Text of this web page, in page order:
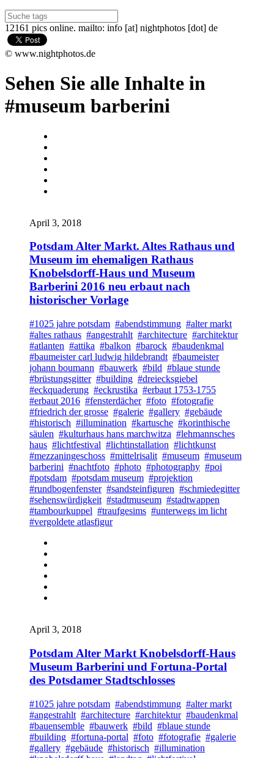
12161 pics online. mailto: info [at] nightphotos [dot] de
© www.nightphotos.de
Sehen Sie alle Inhalte in
#museum barberini
April 3, 2018
Potsdam Alter Markt. Altes Rathaus und
Museum im ehemaligen Rathaus
Knobelsdorff-Haus und Museum
Barberini 2016 neu erbaut nach
historischer Vorlage
#1025 jahre potsdam #abendstimmung #alter markt
#altes rathaus #angestrahlt #architecture #architektur
#atlanten #attika #balkon #barock #baudenkmal
#baumeister carl ludwig hildebrandt #baumeister
johann boumann #bauwerk #bild #blaue stunde
#brüstungsgitter #building #dreiecksgiebel
#eckquaderung #eckrustika #erbaut 1753-1755
#erbaut 2016 #fensterdächer #foto #fotografie
#friedrich der grosse #galerie #gallery #gebäude
#historisch #illumination #kartusche #korinthische
säulen #kulturhaus hans marchwitza #lehmannsches
haus #lichtfestival #lichtinstallation #lichtkunst
#mezzaningeschoss #mittelrisalit #museum #museum
barberini #nachtfoto #photo #photography #poi
#potsdam #potsdam museum #projektion
#rundbogenfenster #sandsteinfiguren #schmiedegitter
#sehenswürdigkeit #stadtmuseum #stadtwappen
#tambourkuppel #traufgesims #unterwegs im licht
#vergoldete atlasfigur
April 3, 2018
Potsdam Alter Markt Knobelsdorff-Haus
Museum Barberini und Fortuna-Portal
des Potsdamer Stadtschlosses
#1025 jahre potsdam #abendstimmung #alter markt
#angestrahlt #architecture #architektur #baudenkmal
#bauensemble #bauwerk #bild #blaue stunde
#building #fortuna-portal #foto #fotografie #galerie
#gallery #gebäude #historisch #illumination